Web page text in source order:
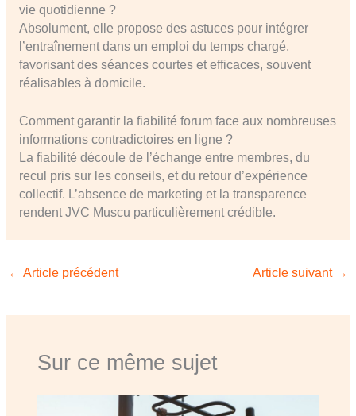
vie quotidienne ?
Absolument, elle propose des astuces pour intégrer
l’entraînement dans un emploi du temps chargé,
favorisant des séances courtes et efficaces, souvent
réalisables à domicile.
Comment garantir la fiabilité forum face aux nombreuses
informations contradictoires en ligne ?
La fiabilité découle de l’échange entre membres, du
recul pris sur les conseils, et du retour d’expérience
collectif. L’absence de marketing et la transparence
rendent JVC Muscu particulièrement crédible.
← Article précédent Article suivant →
Sur ce même sujet